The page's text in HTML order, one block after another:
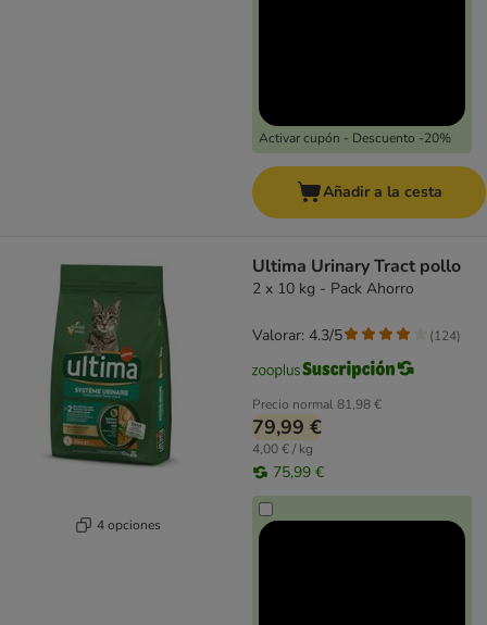
Activar cupón - Descuento -20%
Añadir a la cesta
4 opciones
Ultima Urinary Tract pollo
2 x 10 kg - Pack Ahorro
Precio normal81,98 €
79,99 €
4,00 € / kg
75,99 €
Valorar: 4.3/5 (124)